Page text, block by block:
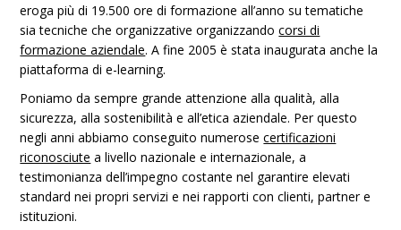
eroga più di 19.500 ore di formazione all’anno su tematiche
sia tecniche che organizzative organizzandocorsi di
formazione aziendale. A fine 2005 è stata inaugurata anche la
piattaforma di e-learning.
Poniamo da sempre grande attenzione alla qualità, alla
sicurezza, alla sostenibilità e all’etica aziendale. Per questo
negli anni abbiamo conseguito numerosecertificazioni
riconosciute a livello nazionale e internazionale, a
testimonianza dell’impegno costante nel garantire elevati
standard nei propri servizi e nei rapporti con clienti, partner e
istituzioni.